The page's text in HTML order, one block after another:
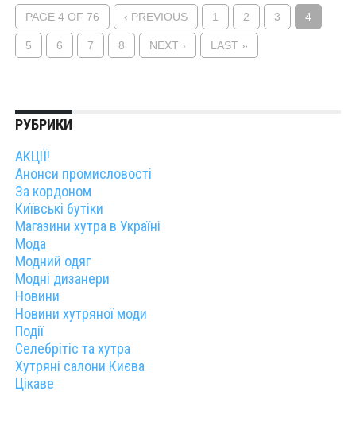
PAGE 4 OF 76 ‹ PREVIOUS 1 2 3 4
5 6 7 8 NEXT › LAST »
РУБРИКИ
АКЦІЇ!
Анонси промисловості
За кордоном
Київські бутіки
Магазини хутра в Україні
Мода
Модний одяг
Модні дизанери
Новини
Новини хутряної моди
Події
Селебрітіс та хутра
Хутряні салони Києва
Цікаве